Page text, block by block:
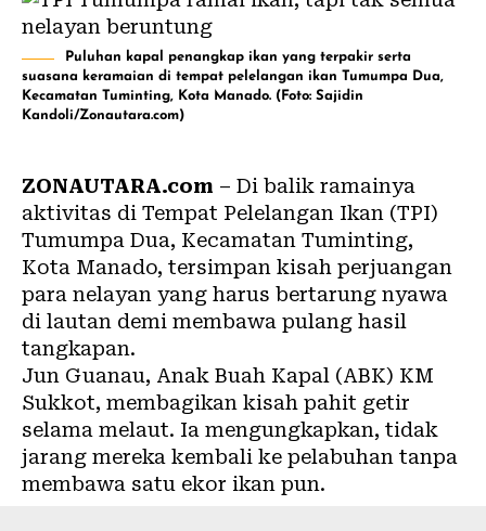
Puluhan kapal penangkap ikan yang terpakir serta
suasana keramaian di tempat pelelangan ikan Tumumpa Dua,
Kecamatan Tuminting, Kota Manado. (Foto: Sajidin
Kandoli/Zonautara.com)
ZONAUTARA.com – Di balik ramainya
aktivitas di Tempat Pelelangan Ikan (TPI)
Tumumpa Dua, Kecamatan Tuminting,
Kota Manado, tersimpan kisah perjuangan
para nelayan yang harus bertarung nyawa
di lautan demi membawa pulang hasil
tangkapan.
Jun Guanau, Anak Buah Kapal (ABK) KM
Sukkot, membagikan kisah pahit getir
selama melaut. Ia mengungkapkan, tidak
jarang mereka kembali ke pelabuhan tanpa
membawa satu ekor ikan pun.